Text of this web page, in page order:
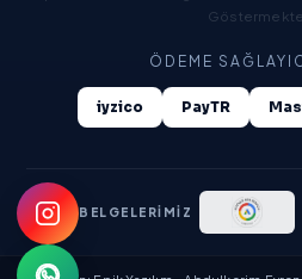
ÖDEME
iyzico PayTR
YASAL BELGELERİMİZ